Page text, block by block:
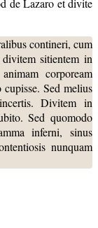
de Lazaro et divite
contineri, cum
sitientem in
corpoream
Sed melius
Divitem in
Sed quomodo
inferni, sinus
nunquam